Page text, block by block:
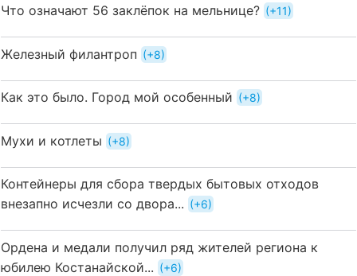
Что означают 56 заклёпок на мельнице? +11
Железный филантроп +8
Как это было. Город мой особенный +8
Мухи и котлеты +8
Контейнеры для сбора твердых бытовых отходов
внезапно исчезли со двора...
+6
Ордена и медали получил ряд жителей региона к
юбилею Костанайской...
+6